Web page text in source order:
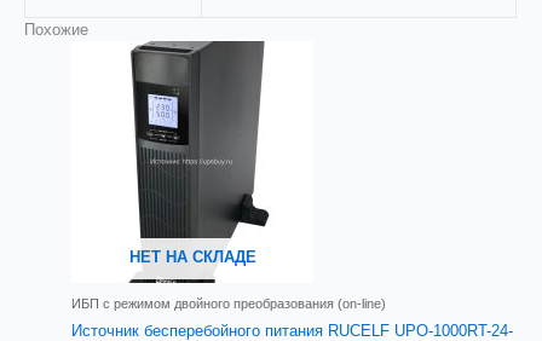
Похожие
НЕТ НА СКЛАДЕ
ИБП с режимом двойного преобразования (on-line)
Источник бесперебойного питания RUCELF UPO-1000RT-24-